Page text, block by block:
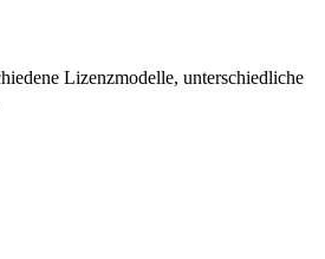
Lizenzmodelle, unterschiedliche